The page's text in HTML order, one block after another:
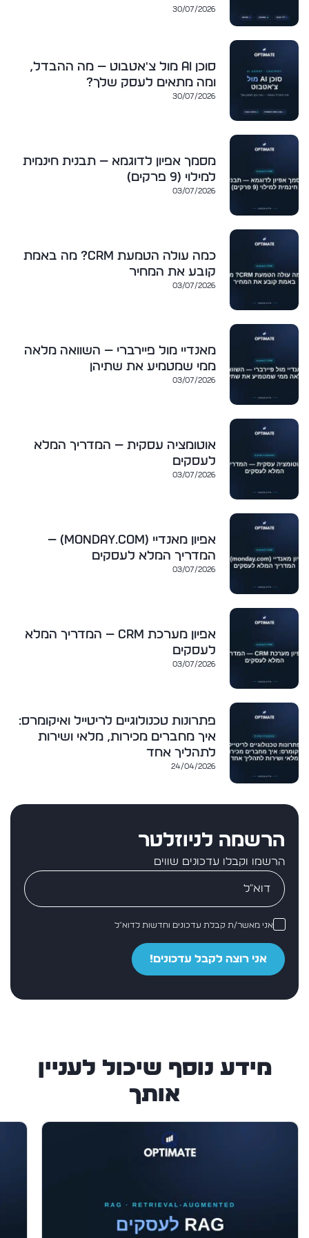
30/07/2026
סוכן AI מול צ'אטבוט — מה ההבדל,
ומה מתאים לעסק שלך?
30/07/2026
מסמך אפיון לדוגמא — תבנית חינמית
למילוי (9 פרקים)
03/07/2026
כמה עולה הטמעת CRM? מה באמת
קובע את המחיר
03/07/2026
מאנדיי מול פיירברי — השוואה מלאה
ממי שמטמיע את שתיהן
03/07/2026
אוטומציה עסקית — המדריך המלא
לעסקים
03/07/2026
אפיון מאנדיי (monday.com) —
המדריך המלא לעסקים
03/07/2026
אפיון מערכת CRM — המדריך המלא
לעסקים
03/07/2026
פתרונות טכנולוגיים לריטייל ואיקומרס:
איך מחברים מכירות, מלאי ושירות
לתהליך אחד
24/04/2026
הרשמה לניוזלטר
הרשמו וקבלו עדכונים שווים
אני מאשר/ת קבלת עדכונים וחדשות לדוא״ל
אני רוצה לקבל עדכונים!
מידע נוסף שיכול לעניין
אותך